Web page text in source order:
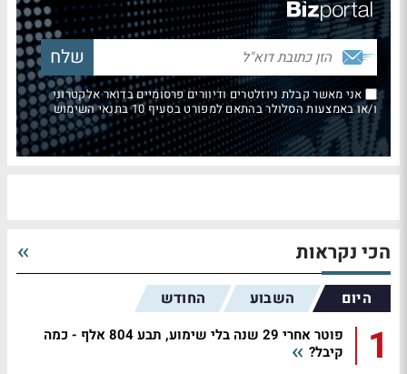
אני מאשר קבלת ניוזלטרים ודיוורים פרסומיים בדואר אלקטרוני
ו/או באמצעות הסלולר בהתאם למפורט בסעיף 10 בתנאי השימוש
הכי נקראות
היום השבוע החודש
1
פוטר אחרי 29 שנה בלי שימוע, תבע 804 אלף - כמה
קיבל?